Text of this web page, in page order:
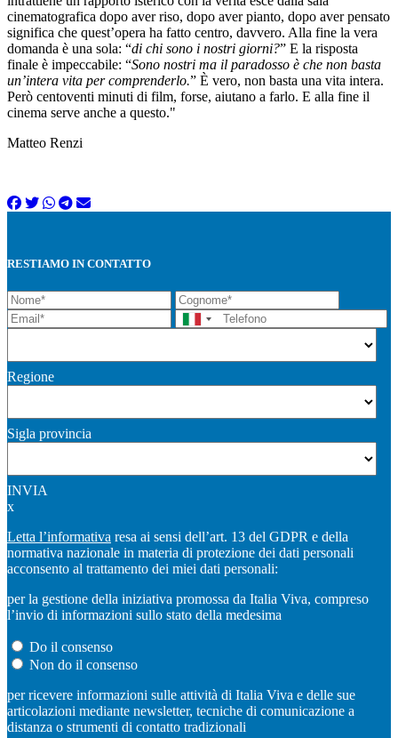
cinematografica dopo aver riso, dopo aver pianto, dopo aver pensato
significa che quest’opera ha fatto centro, davvero. Alla fine la vera
domanda è una sola: “di chi sono i nostri giorni?” E la risposta
finale è impeccabile: “Sono nostri ma il paradosso è che non basta
un’intera vita per comprenderlo.” È vero, non basta una vita intera.
Però centoventi minuti di film, forse, aiutano a farlo. E alla fine il
cinema serve anche a questo."
Matteo Renzi
RESTIAMO IN CONTATTO
Regione
Sigla provincia
INVIA
x
Letta l’informativa resa ai sensi dell’art. 13 del GDPR e della
normativa nazionale in materia di protezione dei dati personali
acconsento al trattamento dei miei dati personali:
per la gestione della iniziativa promossa da Italia Viva, compreso
l’invio di informazioni sullo stato della medesima
Do il consenso
Non do il consenso
per ricevere informazioni sulle attività di Italia Viva e delle sue
articolazioni mediante newsletter, tecniche di comunicazione a
distanza o strumenti di contatto tradizionali